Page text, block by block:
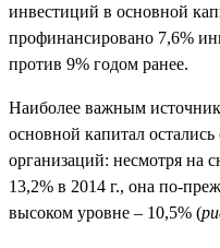
инвестиций в основной
профинансировано 7,6%
против 9% годом ранее.
Наиболее важным
основной капитал
организаций: несмотря на
13,2% в 2014 г., она по-
высоком уровне – 10,5% (